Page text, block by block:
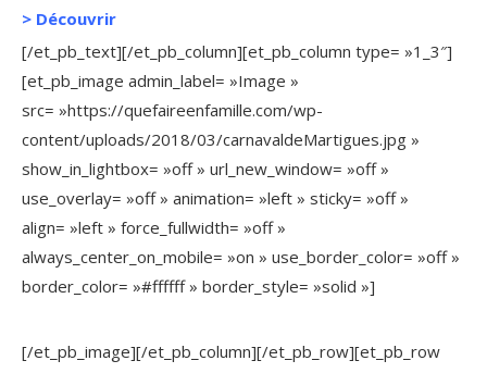
> Découvrir
[/et_pb_text][/et_pb_column][et_pb_column type= »1_3″]
[et_pb_image admin_label= »Image »
src= »https://quefaireenfamille.com/wp-
content/uploads/2018/03/carnavaldeMartigues.jpg »
show_in_lightbox= »off » url_new_window= »off »
use_overlay= »off » animation= »left » sticky= »off »
align= »left » force_fullwidth= »off »
always_center_on_mobile= »on » use_border_color= »off »
border_color= »#ffffff » border_style= »solid »]
[/et_pb_image][/et_pb_column][/et_pb_row][et_pb_row